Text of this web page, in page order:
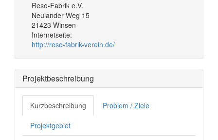
Reso-Fabrik e.V.
Neulander Weg 15
21423 Winsen
Internetseite:
http://reso-fabrik-verein.de/
Projektbeschreibung
Kurzbeschreibung Problem / Ziele
Projektgebiet